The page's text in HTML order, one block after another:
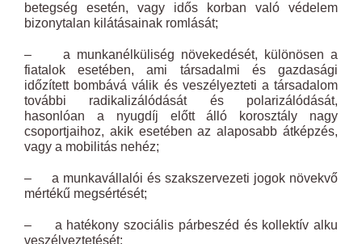
betegség esetén, vagy idős korban való védelem
bizonytalan kilátásainak romlását;
– a munkanélküliség növekedését, különösen a
fiatalok esetében, ami társadalmi és gazdasági
időzített bombává válik és veszélyezteti a társadalom
további radikalizálódását és polarizálódását,
hasonlóan a nyugdíj előtt álló korosztály nagy
csoportjaihoz, akik esetében az alaposabb átképzés,
vagy a mobilitás nehéz;
– a munkavállalói és szakszervezeti jogok növekvő
mértékű megsértését;
– a hatékony szociális párbeszéd és kollektív alku
veszélyeztetését;